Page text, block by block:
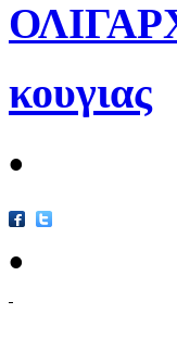
κουγιας
•
•